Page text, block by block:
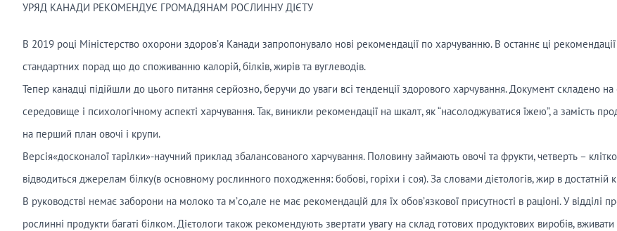
УРЯД КАНАДИ РЕКОМЕНДУЄ ГРОМАДЯНАМ РОСЛИННУ ДІЄТУ
В 2019 році Міністерство охорони здоров’я Канади запропонувало нові рекомендації по харчуванню. В останнє ці
стандартних порад що до споживанню калорій, білків, жирів та вуглеводів.
Тепер канадці підійшли до цього питання серйозно, беручи до уваги всі тенденції здорового харчування. Документ складено
середовище і психологічному аспекті харчування. Так, виникли рекомендації на шкалт, як “насолоджуватися їжею”, а замість
на перший план овочі і крупи.
Версія«досконалої тарілки»-научний приклад збалансованого харчування. Половину займають овочі та фрукти, четверть –
відводиться джерелам білку(в основному рослинного походження: бобові, горіхи і соя). За словами дієтологів, жир в достатній
В руководстві немає заборони на молоко та м’со,але не має рекомендацій для їх обов’язкової присутності в раціоні. У відділі
рослинні продукти багаті білком. Дієтологи також рекомендують звертати увагу на склад готових продуктових виробів,